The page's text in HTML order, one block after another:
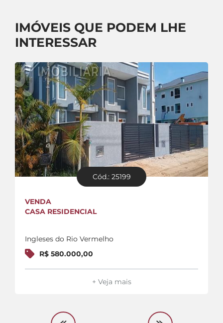
IMÓVEIS QUE PODEM LHE
INTERESSAR
Cód.: 25199
VENDA
CASA RESIDENCIAL
Ingleses do Rio Vermelho
R$ 580.000,00
+ Veja mais